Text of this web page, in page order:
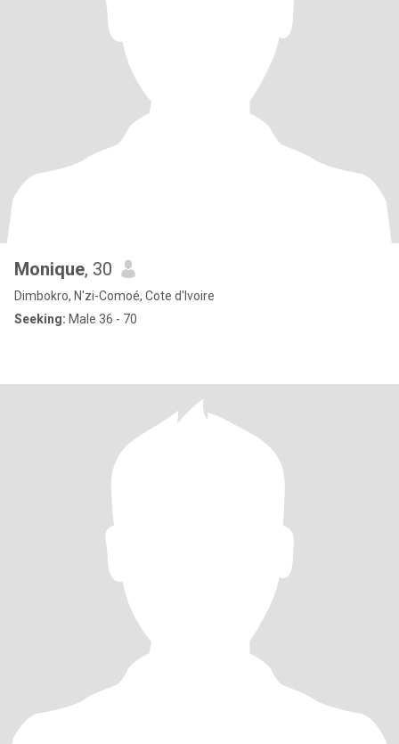
Monique, 30
Dimbokro, N'zi-Comoé, Cote d'Ivoire
Seeking: Male 36 - 70